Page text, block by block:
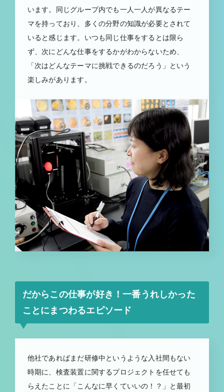
います。同じグループ内でも一人一人が異なるテー
マを持っており、多くの分野の知識が必要とされて
いると感じます。いつも同じ仕事をするとは限ら
ず、次にどんな仕事をするかがわからないため、
「次はどんなテーマに挑戦できるのだろう」という
楽しみがあります。
だからこの仕事が好き！一番うれしかった
ことにまつわるエピソード
他社であればまだ研修中というような入社間もない
時期に、検査装置に関するプロジェクトを任せても
らえたことに「こんなに早くていいの！？」と最初